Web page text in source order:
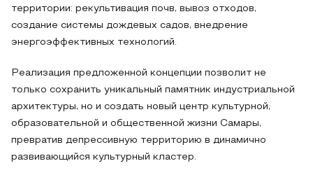
территории: рекультивация почв, вывоз отходов,
создание системы дождевых садов, внедрение
энергоэффективных технологий.
Реализация предложенной концепции позволит не
только сохранить уникальный памятник индустриальной
архитектуры, но и создать новый центр культурной,
образовательной и общественной жизни Самары,
превратив депрессивную территорию в динамично
развивающийся культурный кластер.